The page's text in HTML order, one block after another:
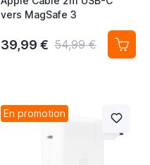
vers MagSafe 3
39,99 € 54,99 €
En promotion